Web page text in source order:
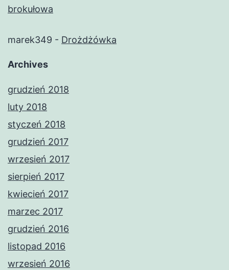
brokułowa
marek349 - Drożdżówka
Archives
grudzień 2018
luty 2018
styczeń 2018
grudzień 2017
wrzesień 2017
sierpień 2017
kwiecień 2017
marzec 2017
grudzień 2016
listopad 2016
wrzesień 2016